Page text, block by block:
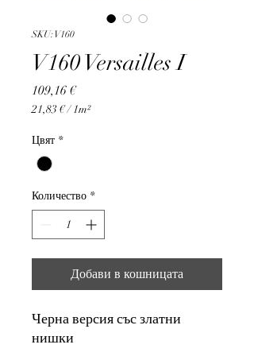
SKU: V160
V160 Versailles I
109,16 €Цена
21,83 €/1m²
на
Квадратен
Цвят *
Количество *
Добави в кошницата
Черна версия със златни
нишки